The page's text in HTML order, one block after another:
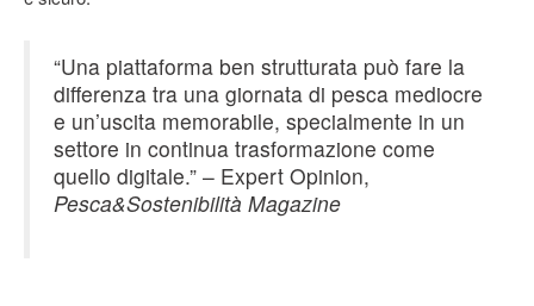
“Una piattaforma ben strutturata può fare la
differenza tra una giornata di pesca mediocre
e un’uscita memorabile, specialmente in un
settore in continua trasformazione come
quello digitale.” – Expert Opinion,
Pesca&Sostenibilità Magazine